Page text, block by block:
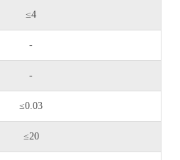
≤4
-
-
≤0.03
≤20